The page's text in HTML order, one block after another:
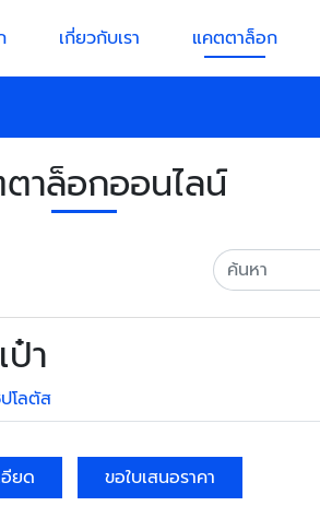
เกี่ยวกับเรา แคตตาล็อก
าล็อกออนไลน์
ป๋า
โลตัส
อียด ขอใบเสนอราคา